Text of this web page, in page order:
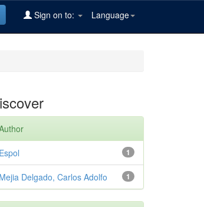
Language
Sign on to:
1
Espol
1
Mejia Delgado, Carlos Adolfo